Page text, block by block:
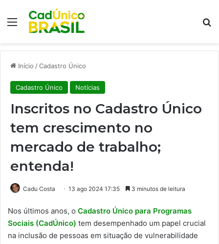
Menu
Início /Cadastro Único
Cadastro Único Notícias
Inscritos no Cadastro Único
tem crescimento no
mercado de trabalho;
entenda!
Cadu Costa 13 ago 2024 17:35 3 minutos de leitura
Nos últimos anos, o Cadastro Único para Programas
Sociais (CadÚnico) tem desempenhado um papel crucial
na inclusão de pessoas em situação de vulnerabilidade